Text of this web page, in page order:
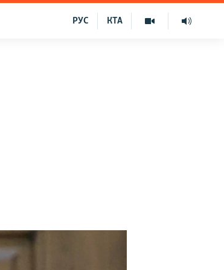
КТА
РУС